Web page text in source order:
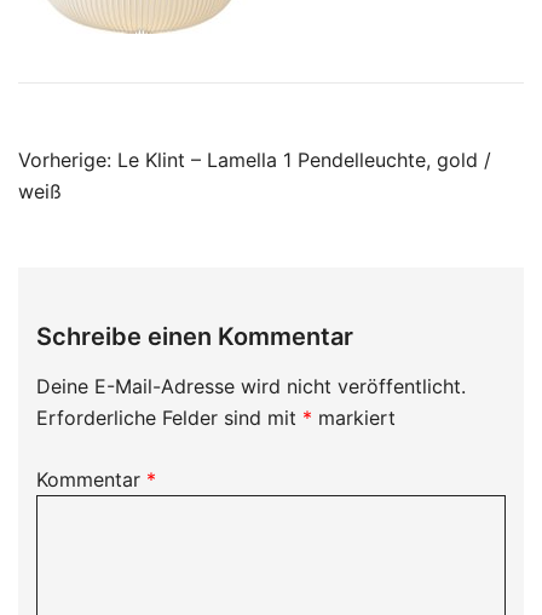
Beitragsnavigation
Vorherige: Le Klint – Lamella 1 Pendelleuchte, gold /
weiß
Schreibe einen Kommentar
Deine E-Mail-Adresse wird nicht veröffentlicht.
Erforderliche Felder sind mit * markiert
Kommentar *